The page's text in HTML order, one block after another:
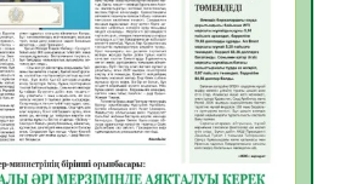
22
тиімді игерілуде
23
етіп жүрген